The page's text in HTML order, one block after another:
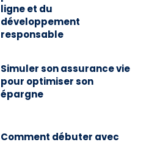
ligne et du
développement
responsable
Simuler son assurance vie
pour optimiser son
épargne
Comment débuter avec